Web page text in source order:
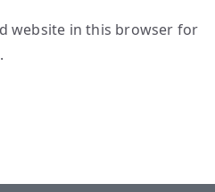
website in this browser for